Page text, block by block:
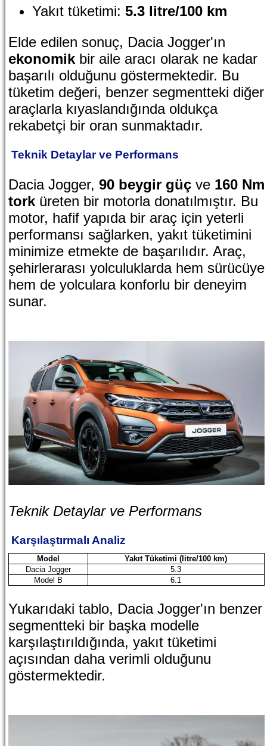
Yakıt tüketimi: 5.3 litre/100 km
Elde edilen sonuç, Dacia Jogger'ın
ekonomikbir aile aracı olarak ne kadar
başarılı olduğunu göstermektedir. Bu
tüketim değeri, benzer segmentteki diğer
araçlarla kıyaslandığında oldukça
rekabetçi bir oran sunmaktadır.
Teknik Detaylar ve Performans
Dacia Jogger, 90 beygir güçve 160 Nm
torküreten bir motorla donatılmıştır. Bu
motor, hafif yapıda bir araç için yeterli
performansı sağlarken, yakıt tüketimini
minimize etmekte de başarılıdır. Araç,
şehirlerarası yolculuklarda hem sürücüye
hem de yolculara konforlu bir deneyim
sunar.
Teknik Detaylar ve Performans
Karşılaştırmalı Analiz
Model
Yakıt Tüketimi (litre/100 km)
Dacia Jogger
5.3
Model B
6.1
Yukarıdaki tablo, Dacia Jogger'ın benzer
segmentteki bir başka modelle
karşılaştırıldığında, yakıt tüketimi
açısından daha verimli olduğunu
göstermektedir.